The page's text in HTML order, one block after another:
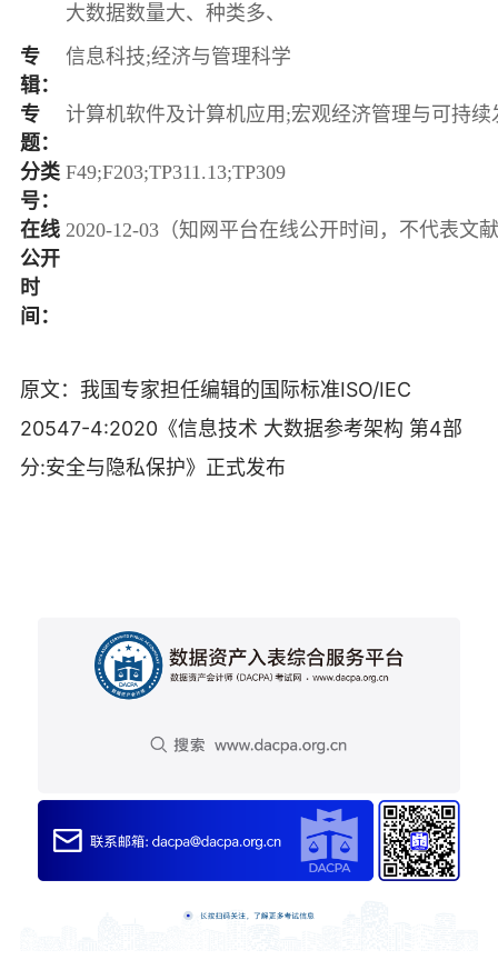
大数据数量大、种类多、
专
辑：
信息科技;经济与管理科学
专
题：
计算机软件及计算机应用;宏观经济管理与可持
分类
号：
F49;F203;TP311.13;TP309
在线
公开
时
间：
2020-12-03（知网平台在线公开时间，不代表文
原文： 我国专家担任编辑的国际标准ISO/IEC
20547-4:2020《信息技术 大数据参考架构 第4部
分:安全与隐私保护》正式发布